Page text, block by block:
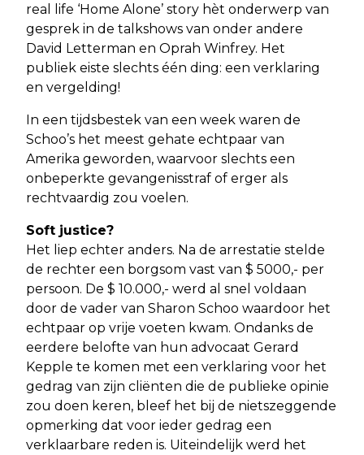
real life ‘Home Alone’ story hèt onderwerp van
gesprek in de talkshows van onder andere
David Letterman en Oprah Winfrey. Het
publiek eiste slechts één ding: een verklaring
en vergelding!
In een tijdsbestek van een week waren de
Schoo’s het meest gehate echtpaar van
Amerika geworden, waarvoor slechts een
onbeperkte gevangenisstraf of erger als
rechtvaardig zou voelen.
Soft justice?
Het liep echter anders. Na de arrestatie stelde
de rechter een borgsom vast van $ 5000,- per
persoon. De $ 10.000,- werd al snel voldaan
door de vader van Sharon Schoo waardoor het
echtpaar op vrije voeten kwam. Ondanks de
eerdere belofte van hun advocaat Gerard
Kepple te komen met een verklaring voor het
gedrag van zijn cliënten die de publieke opinie
zou doen keren, bleef het bij de nietszeggende
opmerking dat voor ieder gedrag een
verklaarbare reden is. Uiteindelijk werd het